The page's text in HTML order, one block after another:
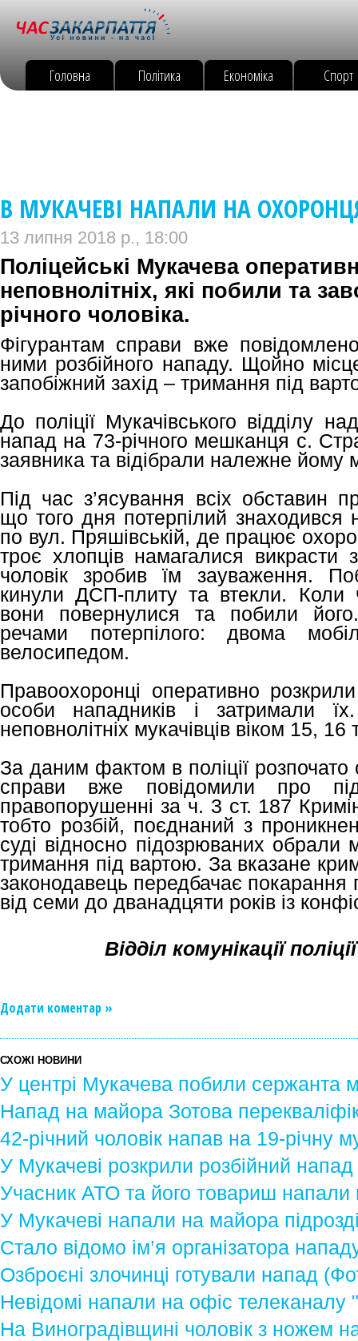
Головна Політика Економіка Спорт
В МУКАЧЕВІ НАПАЛИ НА
13 липня 2018 р., 18:00
Поліцейські Мукачева
неповнолітніх, які побили та
річного чоловіка.
Фігурантам справи вже
ними розбійного нападу. Щойно
запобіжний захід – тримання під
До поліції Мукачівського відділу
напад на 73-річного мешканця с.
заявника та відібрали належне йому
Під час з’ясування всіх обставин
що того дня потерпілий знаходився
по вул. Пряшівській, де працює
троє хлопців намагалися
чоловік зробив їм зауваження.
кинули ДСП-плиту та втекли. Коли
вони повернулися та побили
речами потерпілого: двома
велосипедом.
Правоохоронці оперативно
особи нападників і затримали
неповнолітніх мукачівців віком 15, 16
За даним фактом в поліції розпочато
справи вже повідомили про
правопорушенні за ч. 3 ст. 187
тобто розбій, поєднаний з
суді відносно підозрюваних обрали
тримання під вартою. За вказане
законодавець передбачає покарання
від семи до дванадцяти років із
Відділ комунікації
Додати коментар »
СХОЖІ НОВИНИ
У центрі Мукачева побили сержанта
Напад на майора Зотова
42-річний чоловік напав на 19-річну
У Мукачеві розкрили розбійний
Учасник АТО та його товариш
У Мукачеві напали на майора
Стало відомо ім’я організатора
Озброєні злочинці готували напад
Невідомі напали на офіс телеканалу
На Виноградівщині чоловік з ножем